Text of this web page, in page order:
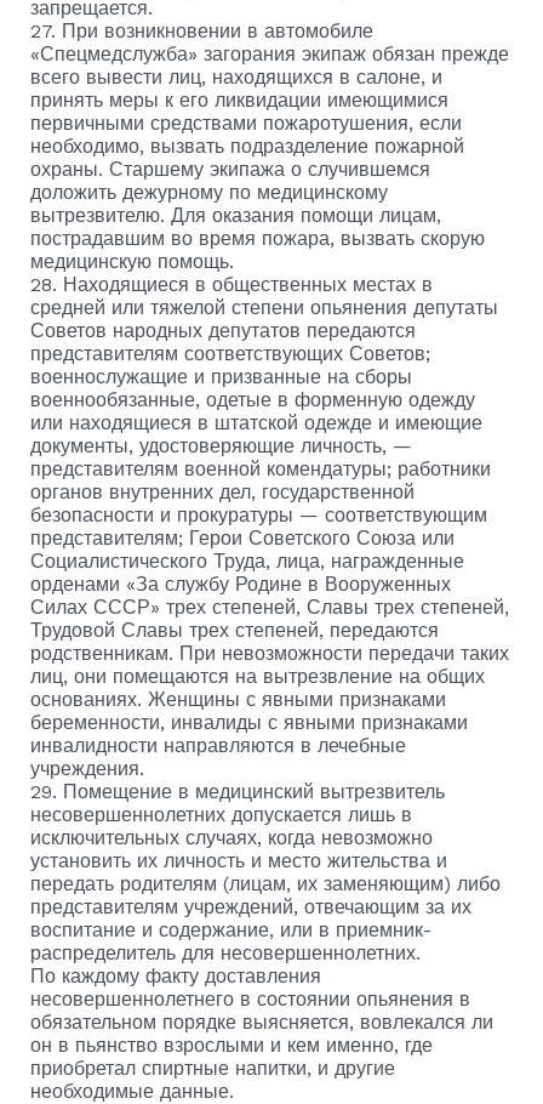
запрещается.
27. При возникновении в автомобиле
«Спецмедслужба» загорания экипаж обязан прежде
всего вывести лиц, находящихся в салоне, и
принять меры к его ликвидации имеющимися
первичными средствами пожаротушения, если
необходимо, вызвать подразделение пожарной
охраны. Старшему экипажа о случившемся
доложить дежурному по медицинскому
вытрезвителю. Для оказания помощи лицам,
пострадавшим во время пожара, вызвать скорую
медицинскую помощь.
28. Находящиеся в общественных местах в
средней или тяжелой степени опьянения депутаты
Советов народных депутатов передаются
представителям соответствующих Советов;
военнослужащие и призванные на сборы
военнообязанные, одетые в форменную одежду
или находящиеся в штатской одежде и имеющие
документы, удостоверяющие личность, —
представителям военной комендатуры; работники
органов внутренних дел, государственной
безопасности и прокуратуры — соответствующим
представителям; Герои Советского Союза или
Социалистического Труда, лица, награжденные
орденами «За службу Родине в Вооруженных
Силах СССР» трех степеней, Славы трех степеней,
Трудовой Славы трех степеней, передаются
родственникам. При невозможности передачи таких
лиц, они помещаются на вытрезвление на общих
основаниях. Женщины с явными признаками
беременности, инвалиды с явными признаками
инвалидности направляются в лечебные
учреждения.
29. Помещение в медицинский вытрезвитель
несовершеннолетних допускается лишь в
исключительных случаях, когда невозможно
установить их личность и место жительства и
передать родителям (лицам, их заменяющим) либо
представителям учреждений, отвечающим за их
воспитание и содержание, или в приемник-
распределитель для несовершеннолетних.
По каждому факту доставления
несовершеннолетнего в состоянии опьянения в
обязательном порядке выясняется, вовлекался ли
он в пьянство взрослыми и кем именно, где
приобретал спиртные напитки, и другие
необходимые данные.